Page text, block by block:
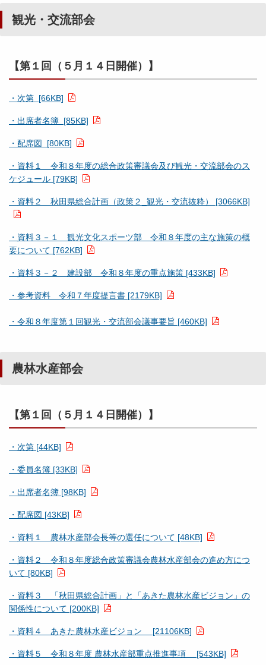
観光・交流部会
【第１回（５月１４日開催）】
・次第 [66KB]
・出席者名簿 [85KB]
・配席図 [80KB]
・資料１ 令和８年度の総合政策審議会及び観光・交流部会のス
ケジュール [79KB]
・資料２ 秋田県総合計画（政策２_観光・交流抜粋） [3066KB]
・資料３－１ 観光文化スポーツ部 令和８年度の主な施策の概
要について [762KB]
・資料３－２ 建設部 令和８年度の重点施策 [433KB]
・参考資料 令和７年度提言書 [2179KB]
・令和８年度第１回観光・交流部会議事要旨 [460KB]
農林水産部会
【第１回（５月１４日開催）】
・次第 [44KB]
・委員名簿 [33KB]
・出席者名簿 [98KB]
・配席図 [43KB]
・資料１ 農林水産部会長等の選任について [48KB]
・資料２ 令和８年度総合政策審議会農林水産部会の進め方につ
いて [80KB]
・資料３ 「秋田県総合計画」と「あきた農林水産ビジョン」の
関係性について [200KB]
・資料４ あきた農林水産ビジョン [21106KB]
・資料５ 令和８年度 農林水産部重点推進事項 [543KB]